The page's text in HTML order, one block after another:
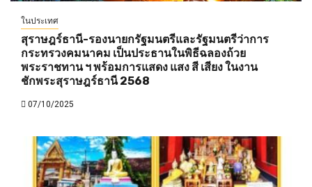
ในประเทศ
สุราษฎร์ธานี-รองนายกรัฐมนตรีและรัฐมนตรีว่าการ
กระทรวงคมนาคม เป็นประธานในพิธีฉลองถ้วย
พระราชทาน ฯ พร้อมการแสดง แสง สี เสียง ในงาน
ชักพระสุราษฎร์ธานี 2568
07/10/2025